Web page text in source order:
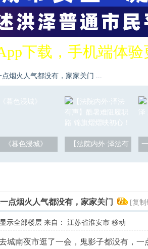
下载，手机端体验
烟火人气都没有，家家关门 ...
《暮色浸城》 【法院内外·泽法有
点烟火人气都没有，家家关门 [复制
显示全部楼层 来自： 江苏省淮安市 移动
城南夜市逛了一会，鬼影子都没有，